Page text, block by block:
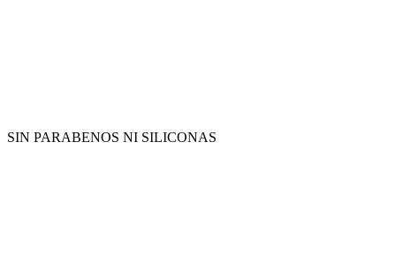
SIN PARABENOS NI SILICONAS